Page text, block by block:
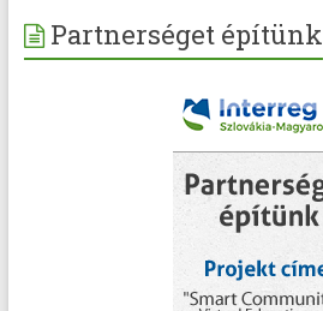
Partnerséget építünk